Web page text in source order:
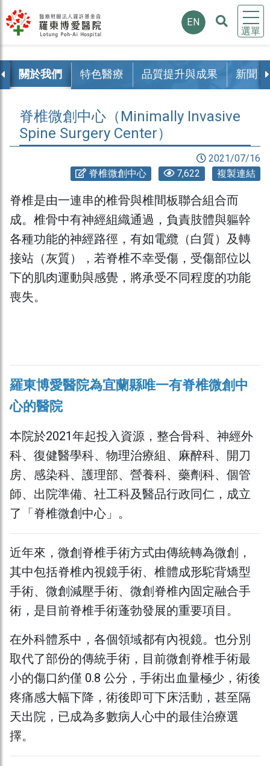
選單
EN
關於我們 特色醫療 品質提升與成果 新聞 /
脊椎微創中心（Minimally Invasive
Spine Surgery Center）
2021/07/16
脊椎微創中心
7,622 複製連結
脊椎是由一連串的椎骨與椎間板聯合組合而
成。椎骨中有神經組織通過，負責肢體與軀幹
各種功能的神經路徑，有如電纜（白質）及轉
接站（灰質），若脊椎不幸受傷，受傷部位以
下的肌肉運動與感覺，將承受不同程度的功能
喪失。
羅東博愛醫院為宜蘭縣唯一有脊椎微創中
心的醫院
本院於2021年起投入資源，整合骨科、神經外
科、復健醫學科、物理治療組、麻醉科、開刀
房、感染科、護理部、營養科、藥劑科、個管
師、出院準備、社工科及醫品行政同仁，成立
了「脊椎微創中心」。
近年來，微創脊椎手術方式由傳統轉為微創，
其中包括脊椎內視鏡手術、椎體成形駝背矯型
手術、微創減壓手術、微創脊椎內固定融合手
術，是目前脊椎手術蓬勃發展的重要項目。
在外科體系中，各個領域都有內視鏡。也分別
取代了部份的傳統手術，目前微創脊椎手術最
小的傷口約僅 0.8 公分，手術出血量極少，術後
疼痛感大幅下降，術後即可下床活動，甚至隔
天出院，已成為多數病人心中的最佳治療選
擇。